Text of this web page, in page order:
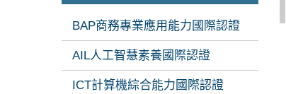
BAP商務專業應用能力國際認證
AIL人工智慧素養國際認證
ICT計算機綜合能力國際認證